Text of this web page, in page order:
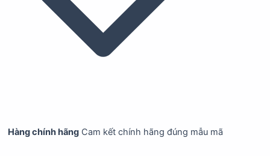
Hàng chính hãng Cam kết chính hãng đúng mẫu mã